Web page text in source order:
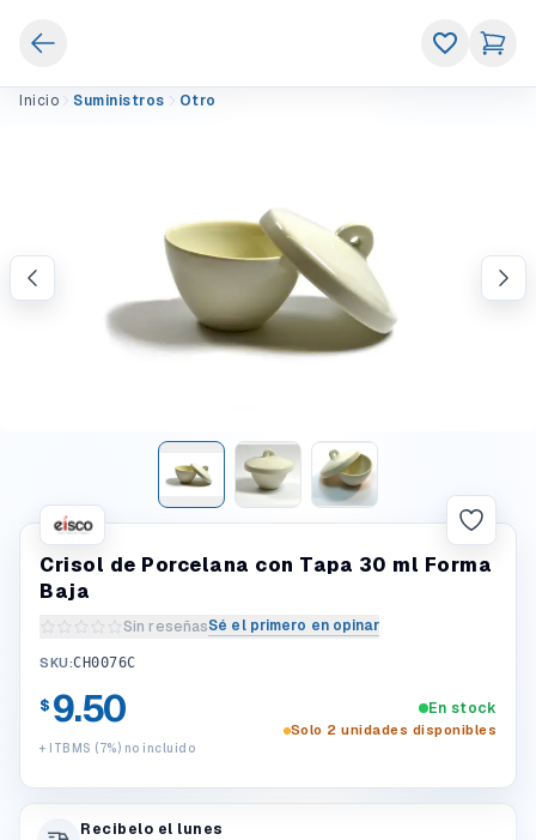
Inicio Suministros Otro
Crisol de Porcelana con Tapa 30 ml Forma
Baja
Sin reseñasSé el primero en opinar
Escribir una reseña del producto
SKU:CH0076C
$ 9.50
+ ITBMS (7%) no incluido
En stock
Solo 2 unidades disponibles
Recibelo el lunes